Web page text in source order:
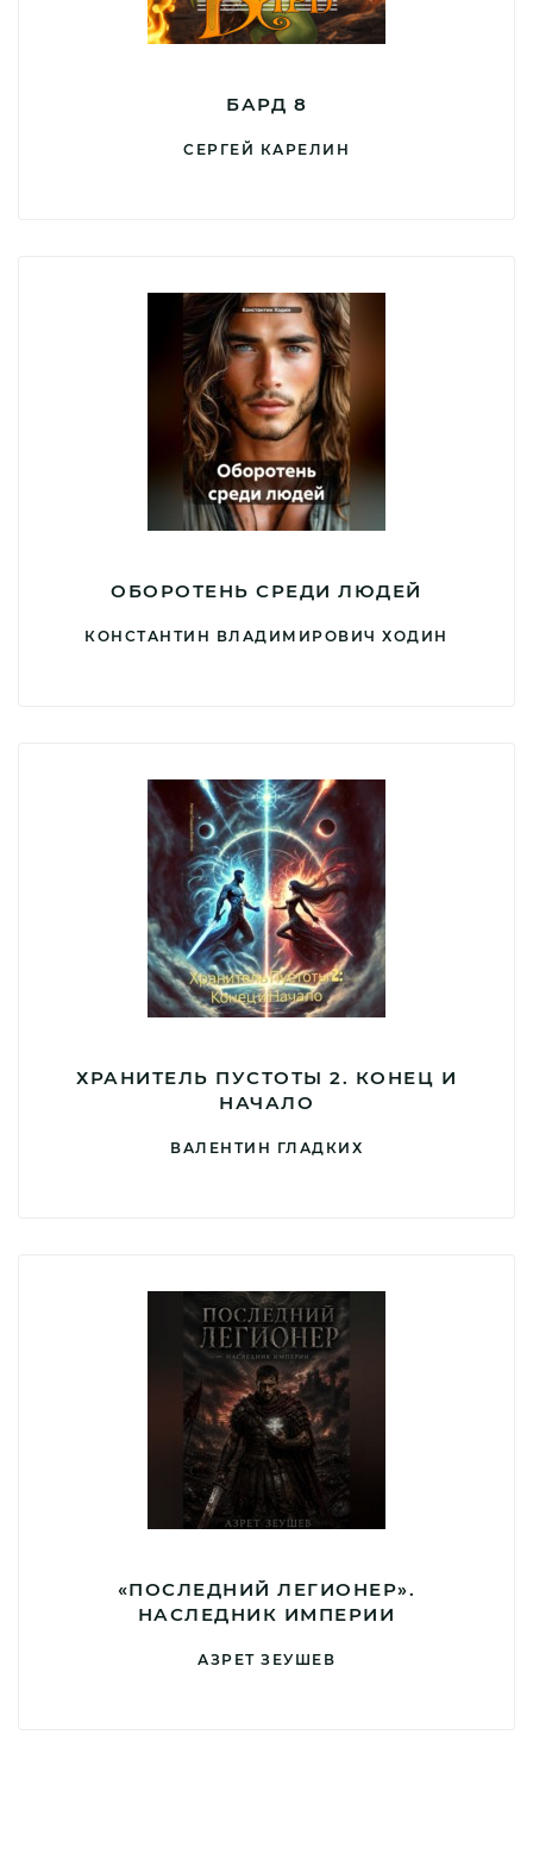
БАРД 8
СЕРГЕЙ КАРЕЛИН
ОБОРОТЕНЬ СРЕДИ ЛЮДЕЙ
КОНСТАНТИН ВЛАДИМИРОВИЧ ХОДИН
ХРАНИТЕЛЬ ПУСТОТЫ 2. КОНЕЦ И
НАЧАЛО
ВАЛЕНТИН ГЛАДКИХ
«ПОСЛЕДНИЙ ЛЕГИОНЕР».
НАСЛЕДНИК ИМПЕРИИ
АЗРЕТ ЗЕУШЕВ